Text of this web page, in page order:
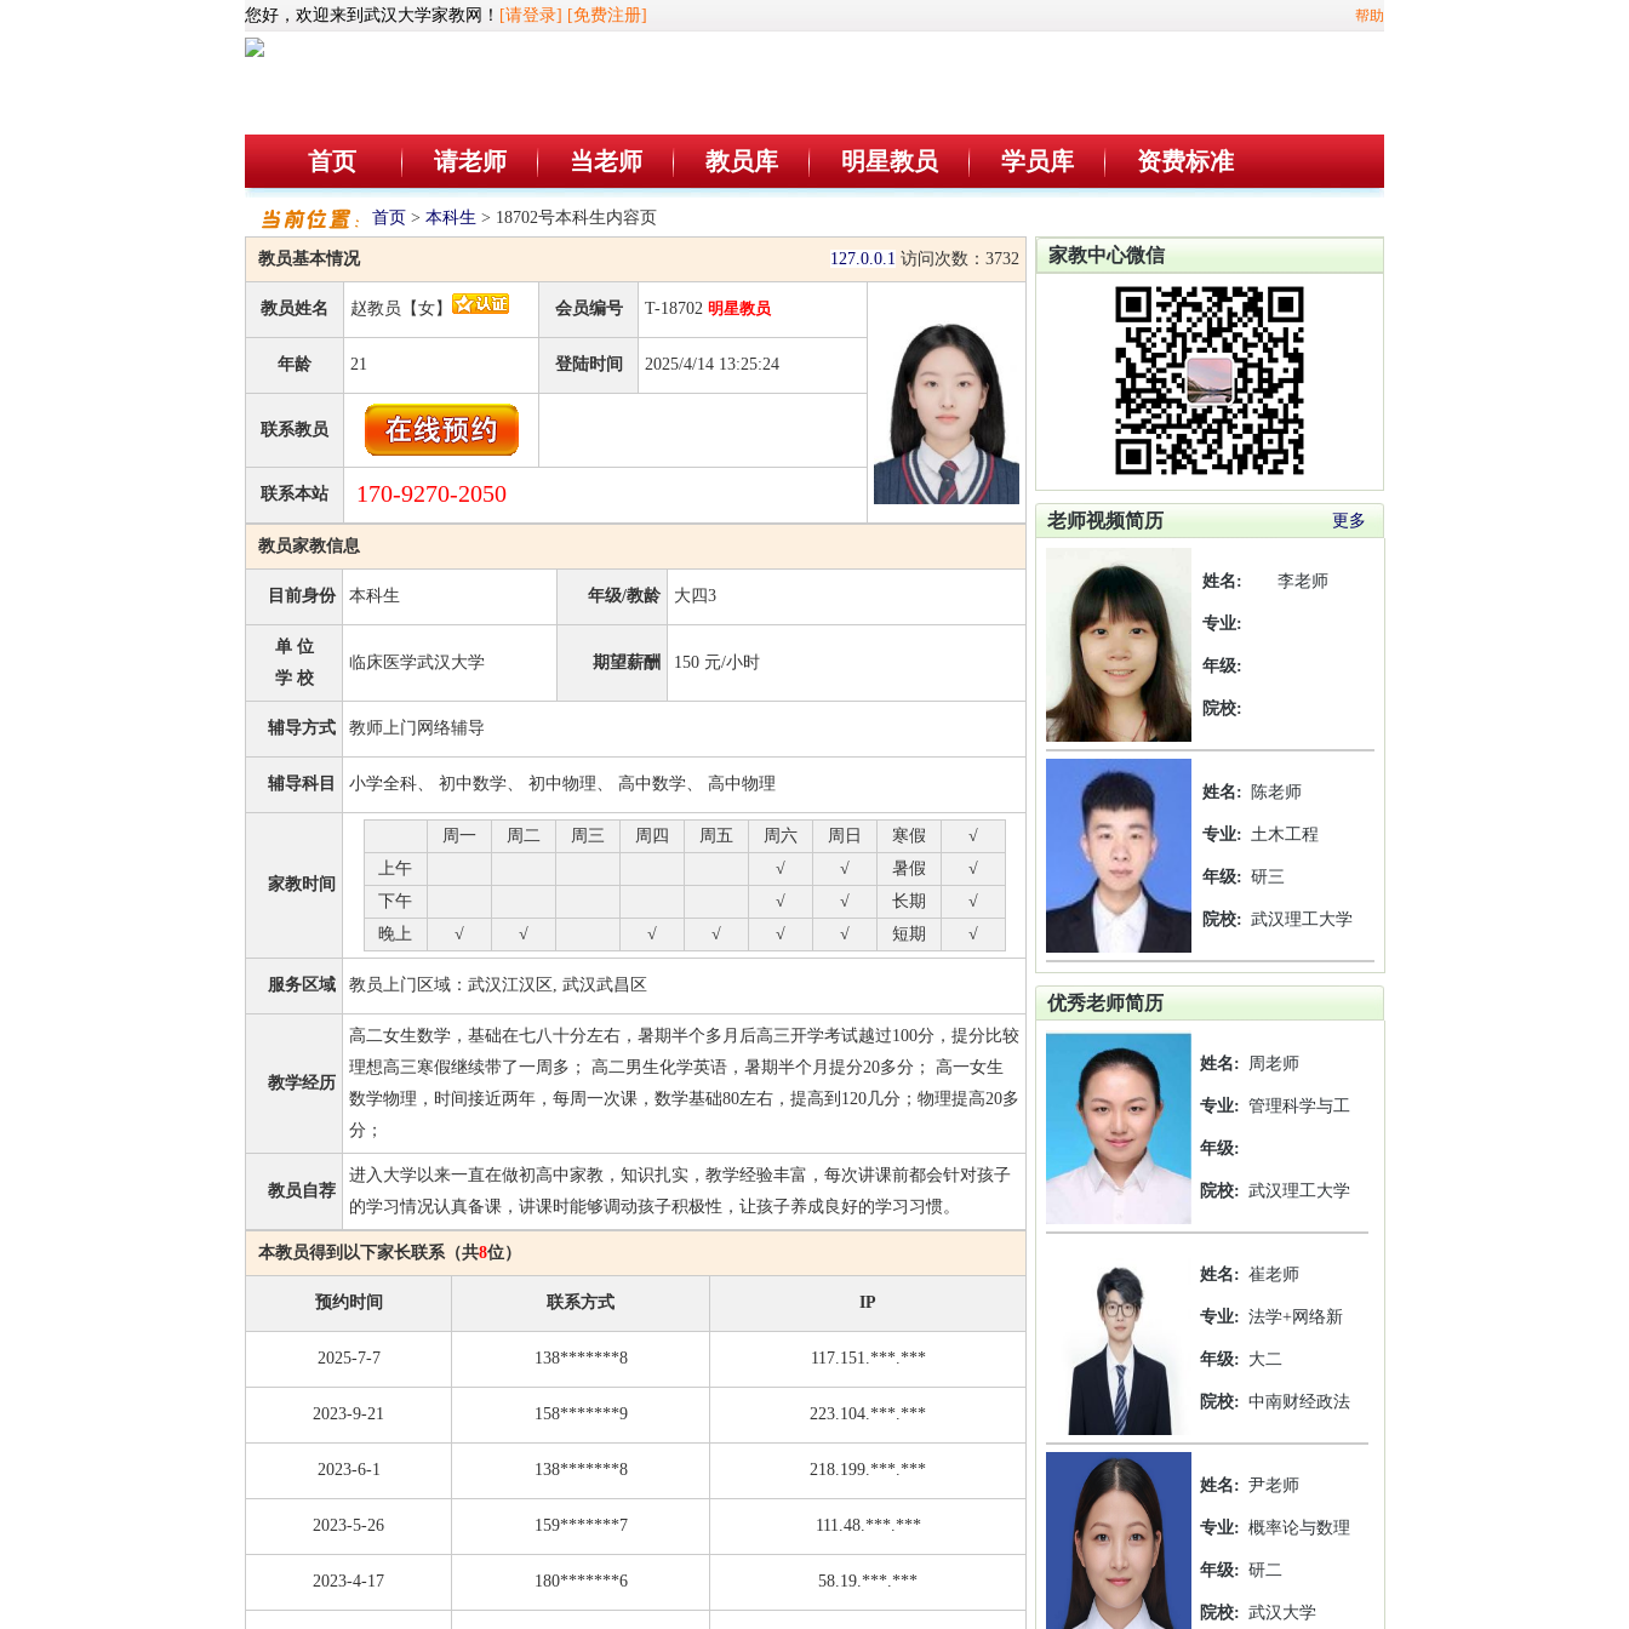
您好，欢迎来到武汉大学家教网！ [请登录] [免费注册] 帮助
首页 请老师 当老师 教员库 明星教员 学员库 资费标准
首页 > 本科生 > 18702号本科生内容页
教员基本情况 127.0.0.1 访问次数： 3732
教员姓名 赵教员【女】 会员编号 T-18702 明星教员
年龄 21 登陆时间 2025/4/14 13:25:24
联系教员
联系本站 170-9270-2050
教员家教信息
目前身份 本科生 年级/教龄 大四3
单 位
学 校
临床医学武汉大学 期望薪酬 150 元/小时
辅导方式 教师上门网络辅导
辅导科目 小学全科、 初中数学、 初中物理、 高中数学、 高中物理
家教时间
周一 周二 周三 周四 周五 周六 周日 寒假
√
上午
√ √ 暑假
√
下午
√ √ 长期
√
晚上
√ √ √ √ √ √ 短期 √
服务区域 教员上门区域：武汉江汉区, 武汉武昌区
教学经历
高二女生数学，基础在七八十分左右，暑期半个多月后高三开学考试越过100分，提分比较
理想高三寒假继续带了一周多； 高二男生化学英语，暑期半个月提分20多分； 高一女生
数学物理，时间接近两年，每周一次课，数学基础80左右，提高到120几分；物理提高20多
分；
教员自荐
进入大学以来一直在做初高中家教，知识扎实，教学经验丰富，每次讲课前都会针对孩子
的学习情况认真备课，讲课时能够调动孩子积极性，让孩子养成良好的学习习惯。
本教员得到以下家长联系（共8位）
预约时间 联系方式 IP
2025-7-7 138*******8 117.151.***.***
2023-9-21 158*******9 223.104.***.***
2023-6-1 138*******8 218.199.***.***
2023-5-26 159*******7 111.48.***.***
2023-4-17 180*******6 58.19.***.***
家教中心微信
老师视频简历 更多
姓名: 李老师
专业:
年级:
院校:
姓名: 陈老师
专业: 土木工程
年级: 研三
院校: 武汉理工大学
优秀老师简历
姓名: 周老师
专业: 管理科学与工
年级:
院校: 武汉理工大学
姓名: 崔老师
专业: 法学+网络新
年级: 大二
院校: 中南财经政法
姓名: 尹老师
专业: 概率论与数理
年级: 研二
院校: 武汉大学